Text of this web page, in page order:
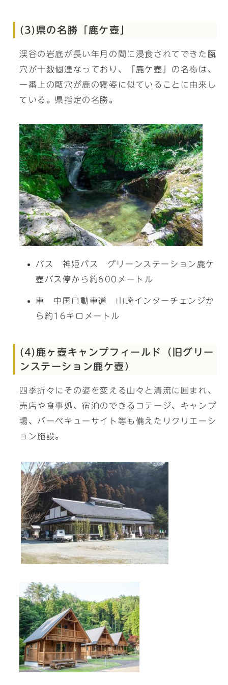
(3)県の名勝「鹿ケ壺」
渓谷の岩底が長い年月の間に浸食されてできた甌
穴が十数個連なっており、「鹿ケ壺」の名称は、
一番上の甌穴が鹿の寝姿に似ていることに由来し
ている。県指定の名勝。
バス 神姫バス グリーンステーション鹿ケ
壺バス停から約600メートル
車 中国自動車道 山崎インターチェンジか
ら約16キロメートル
(4)鹿ヶ壺キャンプフィールド（旧グリー
ンステーション鹿ケ壺）
四季折々にその姿を変える山々と清流に囲まれ、
売店や食事処、宿泊のできるコテージ、キャンプ
場、バーベキューサイト等も備えたリクリエーシ
ョン施設。